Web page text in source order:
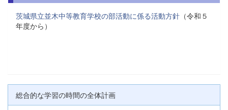
茨城県立並木中等教育学校の部活動に係る活動方針 （令和５
年度から）
総合的な学習の時間の全体計画